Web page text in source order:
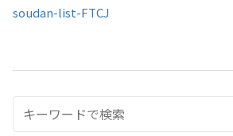
soudan-list-FTCJ